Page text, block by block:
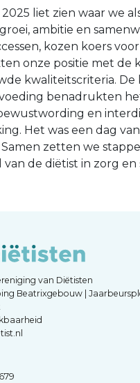
2025 liet zien waar we
ambitie en
kozen koers
onze positie met de
kwaliteitscriteria. De
benadrukten
en
Het was een dag
zetten we
de diëtist in zorg en
van Diëtisten
Beatrixgebouw |